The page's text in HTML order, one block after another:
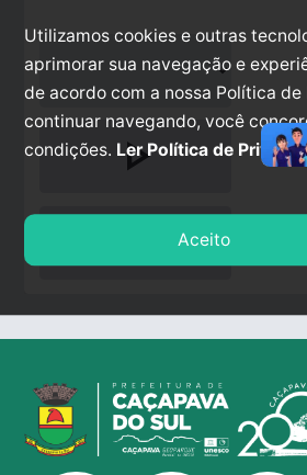
play_arrow
Utilizamos cookies e outras
aprimorar sua navegação e
de acordo com a nossa Política
continuar navegando, você
condições. Ler Política de
Aceito